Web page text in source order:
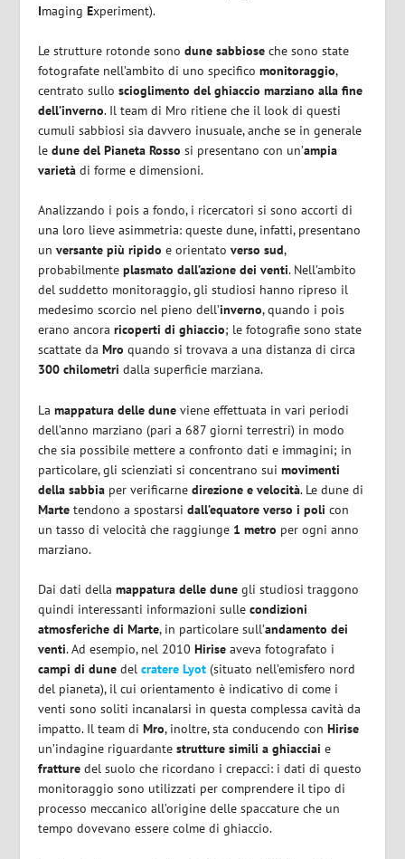
ImagingExperiment).
Le strutture rotonde sonodune sabbiose che sono state
fotografate nell’ambito di uno specificomonitoraggio,
centrato sulloscioglimento del ghiaccio marziano alla fine
dell’inverno. Il team di Mro ritiene che il look di questi
cumuli sabbiosi sia davvero inusuale, anche se in generale
ledune del Pianeta Rosso si presentano con un’ampia
varietà di forme e dimensioni.
Analizzando i pois a fondo, i ricercatori si sono accorti di
una loro lieve asimmetria: queste dune, infatti, presentano
un versante più ripido e orientatoverso sud,
probabilmenteplasmato dall’azione dei venti. Nell’ambito
del suddetto monitoraggio, gli studiosi hanno ripreso il
medesimo scorcio nel pieno dell’inverno, quando i pois
erano ancoraricoperti di ghiaccio; le fotografie sono state
scattate daMro quando si trovava a una distanza di circa
300 chilometri dalla superficie marziana.
La mappatura delle dune viene effettuata in vari periodi
dell’anno marziano (pari a 687 giorni terrestri) in modo
che sia possibile mettere a confronto dati e immagini; in
particolare, gli scienziati si concentrano suimovimenti
della sabbia per verificarnedirezione e velocità. Le dune di
Marte tendono a spostarsidall’equatore verso i poli con
un tasso di velocità che raggiunge 1 metro per ogni anno
marziano.
Dai dati dellamappatura delle dune gli studiosi traggono
quindi interessanti informazioni sullecondizioni
atmosferiche di Marte, in particolare sull’andamento dei
venti. Ad esempio, nel 2010Hirise aveva fotografato i
campi di dune delcratere Lyot (situato nell’emisfero nord
del pianeta), il cui orientamento è indicativo di come i
venti sono soliti incanalarsi in questa complessa cavità da
impatto. Il team diMro, inoltre, sta conducendo conHirise
un’indagine riguardante strutture simili a ghiacciai e
fratture del suolo che ricordano i crepacci: i dati di questo
monitoraggio sono utilizzati per comprendere il tipo di
processo meccanico all’origine delle spaccature che un
tempo dovevano essere colme di ghiaccio.